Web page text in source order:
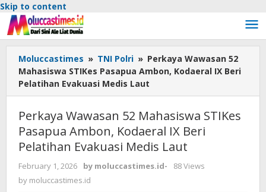
Skip to content
Moluccastimes » TNI Polri » Perkaya Wawasan 52
Mahasiswa STIKes Pasapua Ambon, Kodaeral IX Beri
Pelatihan Evakuasi Medis Laut
Perkaya Wawasan 52 Mahasiswa STIKes
Pasapua Ambon, Kodaeral IX Beri
Pelatihan Evakuasi Medis Laut
February 1, 2026 by moluccastimes.id-
88 Views
by moluccastimes.id